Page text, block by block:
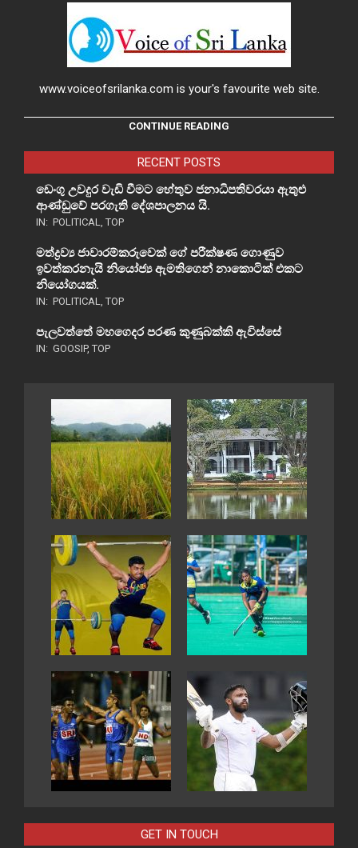
www.voiceofsrilanka.com is your's favourite web site.
CONTINUE READING
RECENT POSTS
ඩෙංගු උවදුර වැඩි වීමට හේතුව ජනාධිපතිවරයා ඇතුළු
ආණ්ඩුවේ පරගැති දේශපාලනය යි.
IN: POLITICAL TOP
මත්ද්‍රව්‍ය ජාවාරම්කරුවෙක් ගේ පරීක්ෂණ ගොණුව
ඉවත්කරනැයි නියෝජ්‍ය ඇමතිගෙන් නාකොටික් එකට
නියෝගයක්.
IN: POLITICAL TOP
පැලවත්තේ මහගෙදර පරණ කුණුබක්කි ඇවිස්සේ
IN: GOOSIP, TOP
GET IN TOUCH